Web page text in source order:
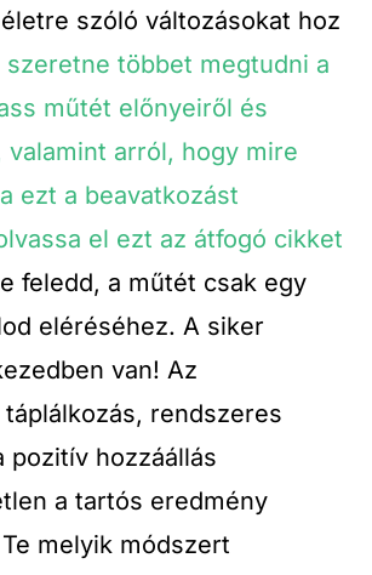
szóló változásokat hoz
szeretne többet megtudni a
műtét előnyeiről és
valamint arról, hogy mire
ezt a beavatkozást
el ezt az átfogó cikket
feledd, a műtét csak egy
eléréséhez. A siker
van! Az
rendszeres
pozitív hozzáállás
a tartós eredmény
melyik módszert